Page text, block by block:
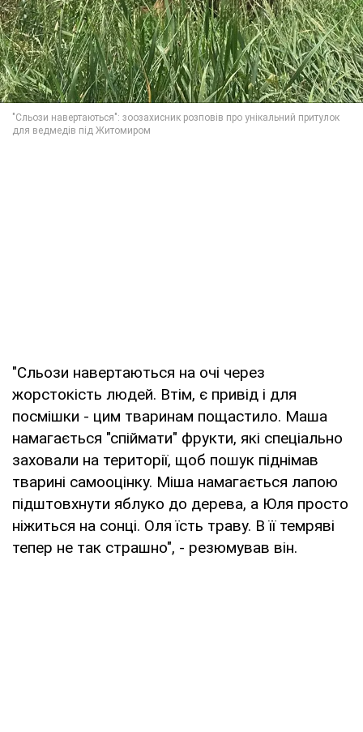
"Сльози навертаються на очі через
жорстокість людей. Втім, є привід і для
посмішки - цим тваринам пощастило. Маша
намагається "спіймати" фрукти, які спеціально
заховали на території, щоб пошук піднімав
тварині самооцінку. Міша намагається лапою
підштовхнути яблуко до дерева, а Юля просто
ніжиться на сонці. Оля їсть траву. В її темряві
тепер не так страшно", - резюмував він.